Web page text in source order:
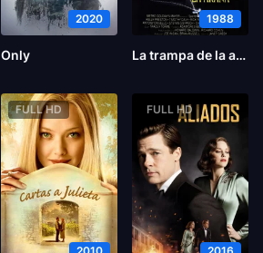
2020
Only
1988
La trampa de la araña
FULL HD FULL HD